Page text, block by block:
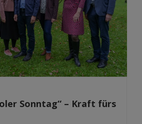
Sonntag“ – Kraft fürs